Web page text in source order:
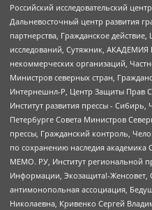
Российский исследовательский
Дальневосточный центр развития
партнерства, Гражданское
исследований, Сутяжник,
некоммерческих организаций,
Министров северных стран,
Интернешнл-Р, Центр Защиты Прав
Институт развития прессы - Сибирь,
Петербурге Совета Министров
прессы, Гражданский контроль,
по сохранению наследия академика
МЕМО. РУ, Институт региональной
Информации, Экозащита!-Женсовет,
антимонопольная ассоциация,
Николаевна, Кривенко Сергей